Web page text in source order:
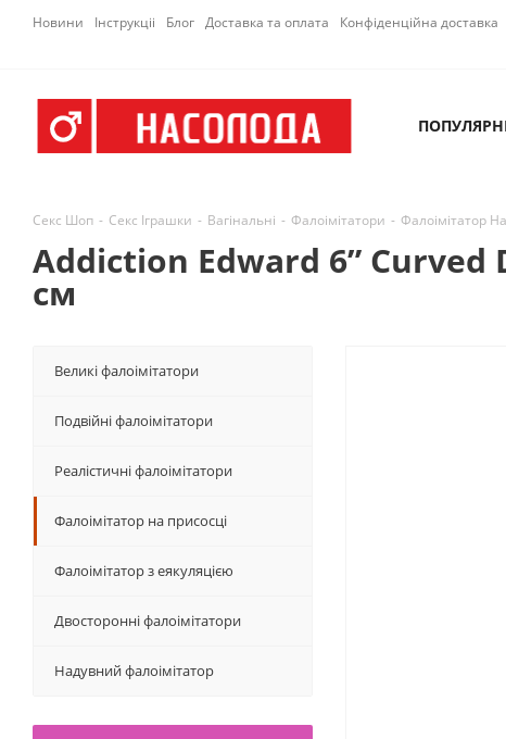
Новини Інструкціі Блог Доставка та оплата Конфіденційна доставка
Секс Шоп - Секс Іграшки - Вагінальні - Фалоімітатори - Фалоімітатор
Addiction Edward 6” Curved
см
Великі фалоімітатори
Подвійні фалоімітатори
Реалістичні фалоімітатори
Фалоімітатор на присосці
Фалоімітатор з еякуляцією
Двосторонні фалоімітатори
Надувний фалоімітатор